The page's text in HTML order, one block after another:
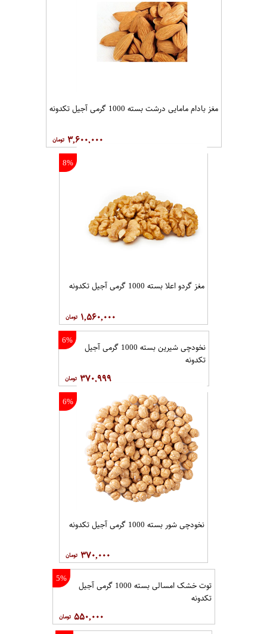
مغز بادام مامایی درشت بسته 1000 گرمی آجیل تکدونه
۳,۶۰۰,۰۰۰
8%
مغز گردو اعلا بسته 1000 گرمی آجیل تکدونه
۱,۵۶۰,۰۰۰
6%
نخودچی شیرین بسته 1000 گرمی آجیل
تکدونه
۳۷۰,۹۹۹
6%
نخودچی شور بسته 1000 گرمی آجیل تکدونه
۳۷۰,۰۰۰
5%
توت خشک امسالی بسته 1000 گرمی آجیل
تکدونه
۵۵۰,۰۰۰